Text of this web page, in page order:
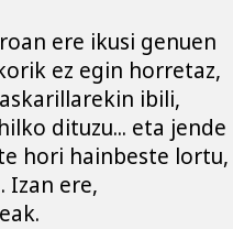
ere ikusi genuen
ez egin horretaz,
ibili,
dituzu... eta jende
hori hainbeste lortu,
Izan ere,